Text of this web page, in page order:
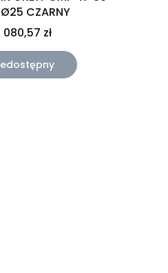
CZARNY
080,57 zł